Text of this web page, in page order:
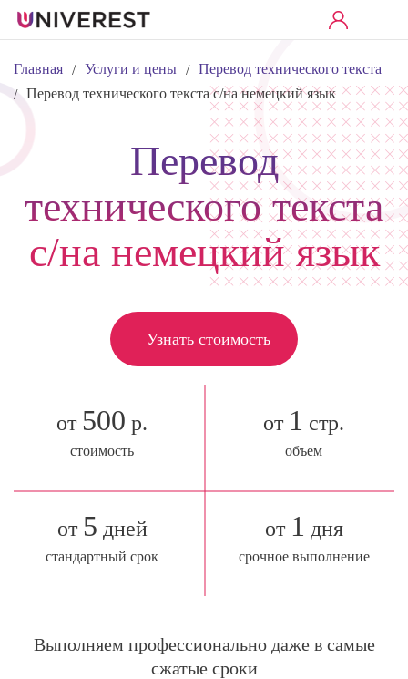
Главная / Услуги и цены / Перевод технического текста
/ Перевод технического текста с/на немецкий язык
Перевод
технического текста
с/на немецкий язык
Узнать стоимость
от 500 р.
стоимость
от 1 стр.
объем
от 5 дней
стандартный срок
от 1 дня
срочное выполнение
Выполняем профессионально даже в самые
сжатые сроки